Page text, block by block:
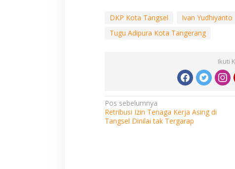
DKP Kota Tangsel Ivan Yudhiyanto
Tugu Adipura Kota Tangerang
Ikuti
Navigasi
pos
Pos sebelumnya
Retribusi Izin Tenaga Kerja Asing di
Tangsel Dinilai tak Tergarap